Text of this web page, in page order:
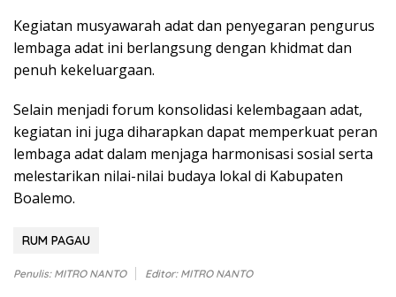
Kegiatan musyawarah adat dan penyegaran pengurus
lembaga adat ini berlangsung dengan khidmat dan
penuh kekeluargaan.
Selain menjadi forum konsolidasi kelembagaan adat,
kegiatan ini juga diharapkan dapat memperkuat peran
lembaga adat dalam menjaga harmonisasi sosial serta
melestarikan nilai-nilai budaya lokal di Kabupaten
Boalemo.
RUM PAGAU
Penulis: MITRO NANTO Editor: MITRO NANTO